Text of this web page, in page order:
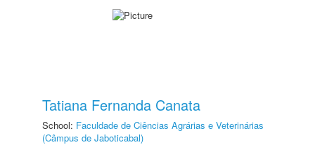
Tatiana Fernanda Canata
School: Faculdade de Ciências Agrárias e Veterinárias
(Câmpus de Jaboticabal)